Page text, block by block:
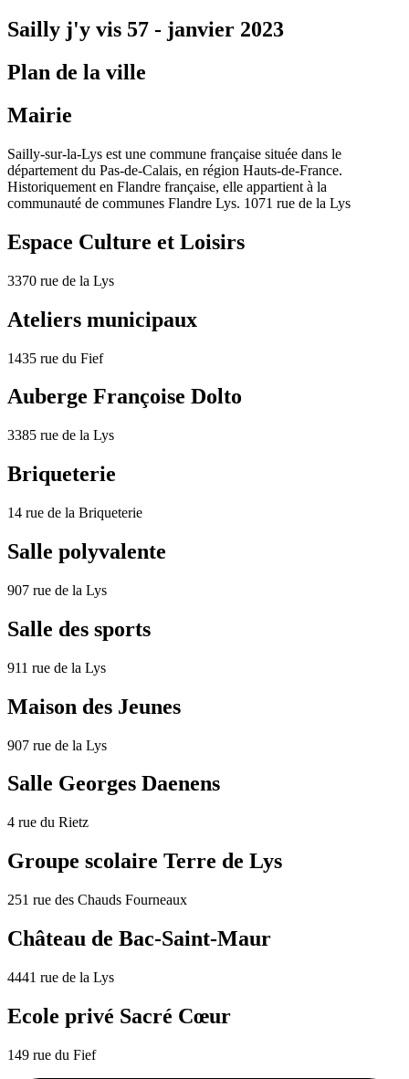
Sailly j'y vis 57 - janvier 2023
Plan de la ville
Mairie
Sailly-sur-la-Lys est une commune française située dans le
département du Pas-de-Calais, en région Hauts-de-France.
Historiquement en Flandre française, elle appartient à la
communauté de communes Flandre Lys. 1071 rue de la Lys
Espace Culture et Loisirs
3370 rue de la Lys
Ateliers municipaux
1435 rue du Fief
Auberge Françoise Dolto
3385 rue de la Lys
Briqueterie
14 rue de la Briqueterie
Salle polyvalente
907 rue de la Lys
Salle des sports
911 rue de la Lys
Maison des Jeunes
907 rue de la Lys
Salle Georges Daenens
4 rue du Rietz
Groupe scolaire Terre de Lys
251 rue des Chauds Fourneaux
Château de Bac-Saint-Maur
4441 rue de la Lys
Ecole privé Sacré Cœur
149 rue du Fief